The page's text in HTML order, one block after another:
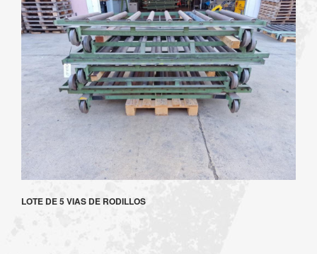
LOTE DE 5 VIAS DE RODILLOS